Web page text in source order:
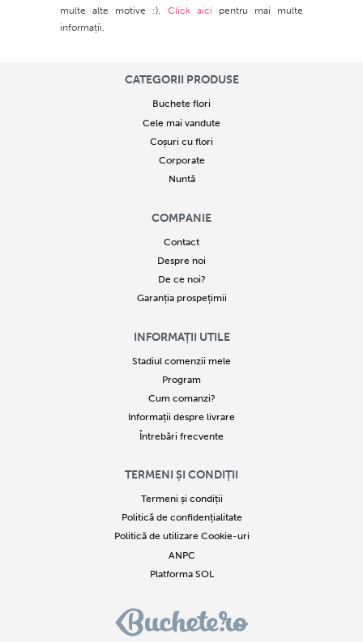
multe alte motive :). Click aici pentru mai multe
informații.
CATEGORII PRODUSE
Buchete flori
Cele mai vandute
Coșuri cu flori
Corporate
Nuntă
COMPANIE
Contact
Despre noi
De ce noi?
Garanția prospețimii
INFORMAȚII UTILE
Stadiul comenzii mele
Program
Cum comanzi?
Informații despre livrare
Întrebări frecvente
TERMENI ȘI CONDIȚII
Termeni și condiții
Politică de confidențialitate
Politică de utilizare Cookie-uri
ANPC
Platforma SOL